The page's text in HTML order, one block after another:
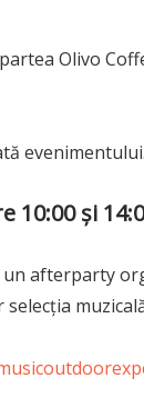
Olivo
evenimentului.
10:00 și
afterparty